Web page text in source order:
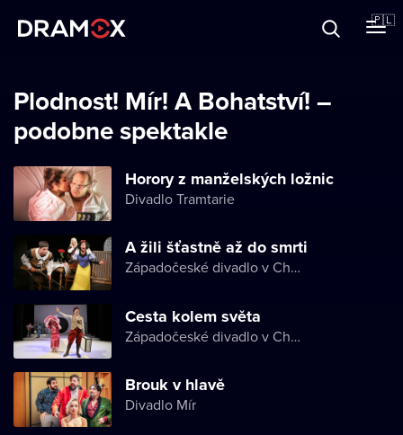
🇵🇱
Zarejestruj się
Plodnost! Mír! A Bohatství! –
podobne spektakle
Horory z manželských ložnic
Divadlo Tramtarie
A žili šťastně až do smrti
Západočeské divadlo v Chebu
Cesta kolem světa
Západočeské divadlo v Chebu
Brouk v hlavě
Divadlo Mír